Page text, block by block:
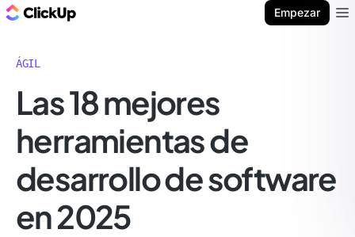
Empezar
ÁGIL
Las 18 mejores
herramientas de
desarrollo de software
en 2025